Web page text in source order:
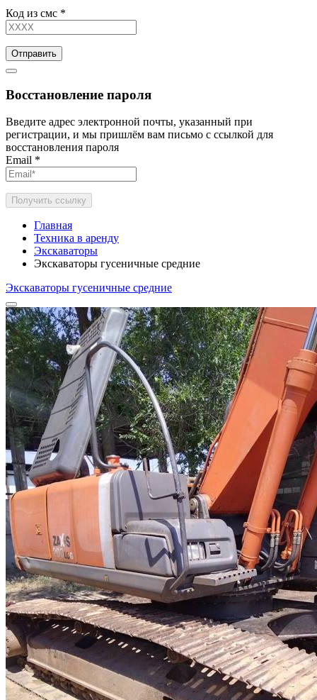
Код из смс *
Отправить
Восстановление пароля
Введите адрес электронной почты, указанный при
регистрации, и мы пришлём вам письмо с ссылкой для
восстановления пароля
Email *
Получить ссылку
Главная
Техника в аренду
Экскаваторы
Экскаваторы гусеничные средние
Экскаваторы гусеничные средние